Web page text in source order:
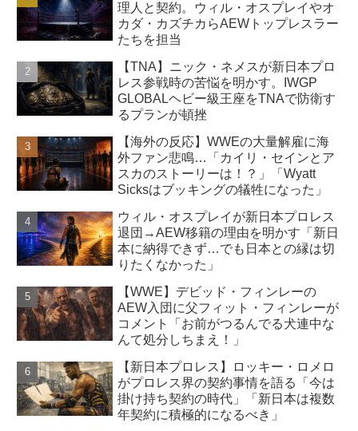
理人と契約。ウィル・オスプレイやオ
カダ・カズチカらAEWトップレスラー
たちを担当
【TNA】ニック・ネメスが新日本プロ
レス参戦時の苦悩を明かす。IWGP
GLOBALヘビー級王座をTNAで防衛す
るプランが頓挫
【海外の反応】WWEの大量解雇に海
外ファン悲鳴…「カイリ・セインとア
スカのストーリーは！？」「Wyatt
Sicksはブッキングの犠牲になった」
ウィル・オスプレイが新日本プロレス
退団→AEW移籍の理由を明かす「新日
本に納得できず…でも日本との縁は切
りたくなかった」
【WWE】デビッド・フィンレーの
AEW入団に父フィット・フィンレーが
コメント「お前がつるんでる犬連中な
んて処分しちまえ！」
【新日本プロレス】ロッキー・ロメロ
がプロレス界の契約事情を語る「今は
掛け持ち契約の時代」「新日本は複数
年契約に積極的になるべき」